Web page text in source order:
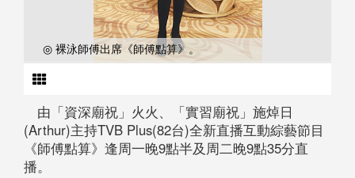
◎ 裸泳師傅出席《師傅點算》。
由「資深廟祝」火火、「實習廟祝」施焯日
(Arthur)主持TVB Plus(82台)全新直播互動綜藝節目
《師傅點算》逢周一晚9點半及周二晚9點35分直
播。